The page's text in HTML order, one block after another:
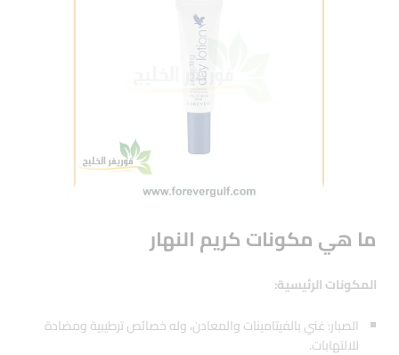
ما هي مكونات كريم النهار
المكونات الرئيسية:
الصبار: غني بالفيتامينات والمعادن، وله خصائص ترطيبية ومضادة
للالتهابات.